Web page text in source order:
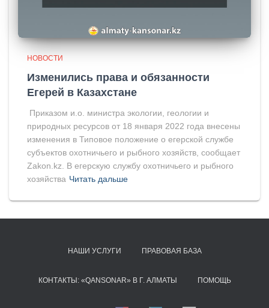
НОВОСТИ
Изменились права и обязанности
Егерей в Казахстане
Приказом и.о. министра экологии, геологии и
природных ресурсов от 18 января 2022 года внесены
изменения в Типовое положение о егерской службе
субъектов охотничьего и рыбного хозяйств, сообщает
Zakon.kz. В егерскую службу охотничьего и рыбного
хозяйства Читать дальше
НАШИ УСЛУГИ ПРАВОВАЯ БАЗА
КОНТАКТЫ: «QANSONAR» В Г. АЛМАТЫ ПОМОЩЬ